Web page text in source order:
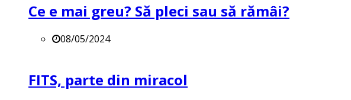
Ce e mai greu? Să pleci sau să rămâi?
08/05/2024
FITS, parte din miracol